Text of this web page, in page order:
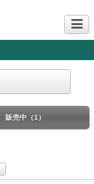
販売中（1）